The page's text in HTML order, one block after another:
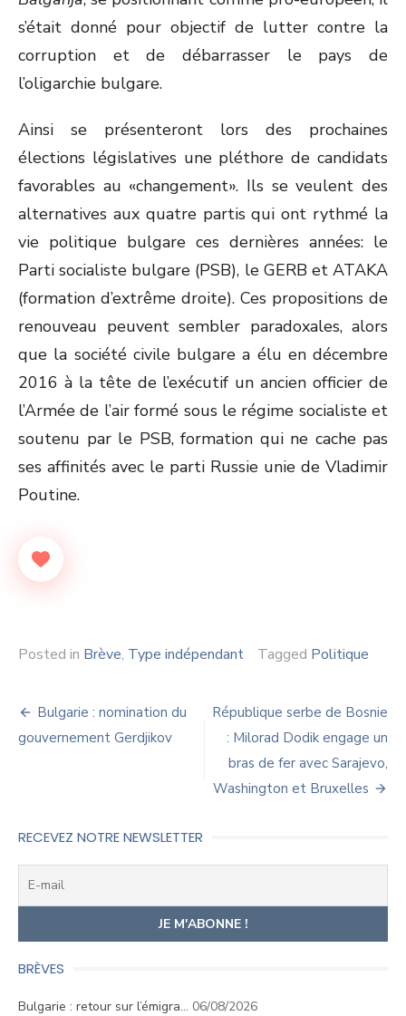
s’était donné pour objectif de lutter contre la
corruption et de débarrasser le pays de
l’oligarchie bulgare.
Ainsi se présenteront lors des prochaines
élections législatives une pléthore de candidats
favorables au «changement». Ils se veulent des
alternatives aux quatre partis qui ont rythmé la
vie politique bulgare ces dernières années: le
Parti socialiste bulgare (PSB), le GERB et ATAKA
(formation d’extrême droite). Ces propositions de
renouveau peuvent sembler paradoxales, alors
que la société civile bulgare a élu en décembre
2016 à la tête de l’exécutif un ancien officier de
l’Armée de l’air formé sous le régime socialiste et
soutenu par le PSB, formation qui ne cache pas
ses affinités avec le parti Russie unie de Vladimir
Poutine.
Posted in Brève, Type indépendant Tagged Politique
Navigation
de
Bulgarie : nomination du
gouvernement Gerdjikov
République serbe de Bosnie
: Milorad Dodik engage un
bras de fer avec Sarajevo,
Washington et Bruxelles
RECEVEZ NOTRE NEWSLETTER
BRÈVES
Bulgarie : retour sur l’émigra… 06/08/2026